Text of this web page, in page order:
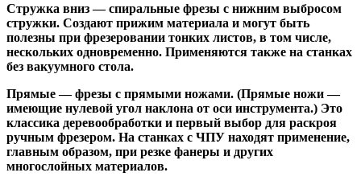
Стружка вниз— спиральные фрезы с нижним выбросом
стружки. Создают прижим материала и могут быть
полезны при фрезеровании тонких листов, в том числе,
нескольких одновременно. Применяются также на станках
без вакуумного стола.
Прямые— фрезы с прямыми ножами. (Прямые ножи —
имеющие нулевой угол наклона от оси инструмента.) Это
классика деревообработки и первый выбор для раскроя
ручным фрезером. На станках с ЧПУ находят применение,
главным образом, при резке фанеры и других
многослойных материалов.